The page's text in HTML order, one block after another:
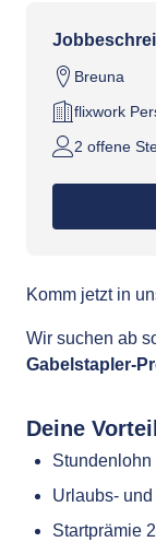
Breuna
flixwork
2 offene
Komm jetzt in
Wir suchen ab
Gabelstapler-
Deine
Urlaubs-
Startprämie